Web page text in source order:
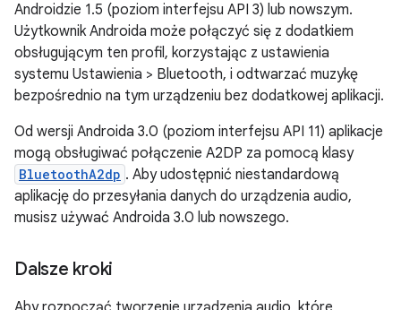
Androidzie 1.5 (poziom interfejsu API 3) lub nowszym.
Użytkownik Androida może połączyć się z dodatkiem
obsługującym ten profil, korzystając z ustawienia
systemu Ustawienia > Bluetooth, i odtwarzać muzykę
bezpośrednio na tym urządzeniu bez dodatkowej aplikacji.
Od wersji Androida 3.0 (poziom interfejsu API 11) aplikacje
mogą obsługiwać połączenie A2DP za pomocą klasy
BluetoothA2dp . Aby udostępnić niestandardową
aplikację do przesyłania danych do urządzenia audio,
musisz używać Androida 3.0 lub nowszego.
Dalsze kroki